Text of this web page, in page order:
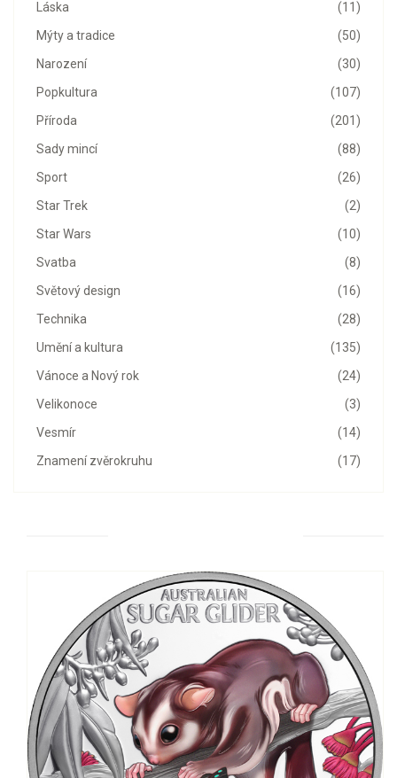
(11)
Láska
(50)
Mýty a tradice
(30)
Narození
(107)
Popkultura
(201)
Příroda
(88)
Sady mincí
(26)
Sport
(2)
Star Trek
(10)
Star Wars
(8)
Svatba
(16)
Světový design
(28)
Technika
(135)
Umění a kultura
(24)
Vánoce a Nový rok
(3)
Velikonoce
(14)
Vesmír
(17)
Znamení zvěrokruhu